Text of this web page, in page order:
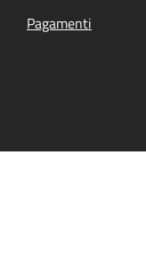
Pagamenti